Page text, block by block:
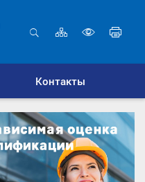
Карта
сайта
Контакты